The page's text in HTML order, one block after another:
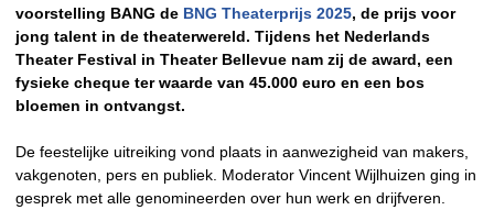
voorstelling BANG de BNG Theaterprijs 2025, de prijs voor
jong talent in de theaterwereld. Tijdens het Nederlands
Theater Festival in Theater Bellevue nam zij de award, een
fysieke cheque ter waarde van 45.000 euro en een bos
bloemen in ontvangst.
De feestelijke uitreiking vond plaats in aanwezigheid van makers,
vakgenoten, pers en publiek. Moderator Vincent Wijlhuizen ging in
gesprek met alle genomineerden over hun werk en drijfveren.